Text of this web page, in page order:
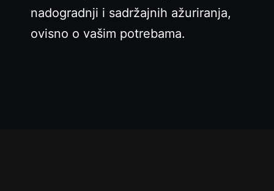
nadogradnji i sadržajnih ažuriranja,
ovisno o vašim potrebama.